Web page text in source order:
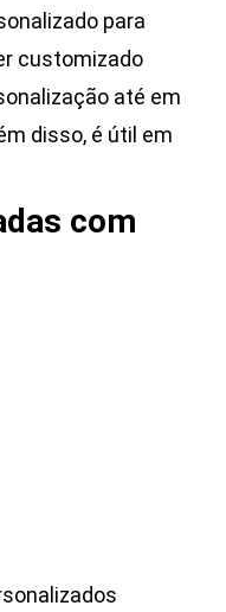
para
customizado
até em
disso, é útil em
com